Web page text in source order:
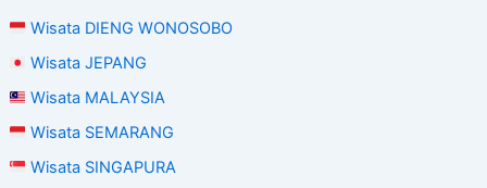
Wisata DIENG WONOSOBO
Wisata JEPANG
Wisata MALAYSIA
Wisata SEMARANG
Wisata SINGAPURA